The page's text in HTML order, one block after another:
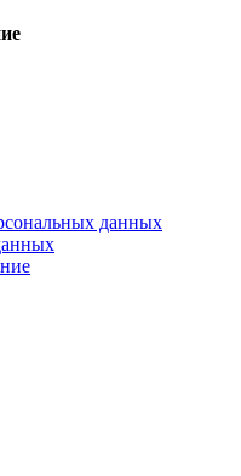
данных